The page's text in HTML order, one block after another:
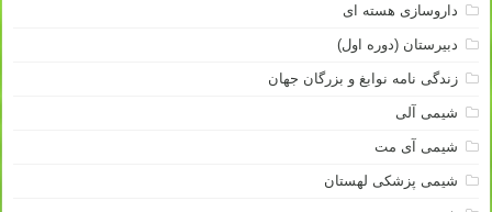
داروسازی هسته ای
دبیرستان (دوره اول)
زندگی نامه نوابغ و بزرگان جهان
شیمی آلی
شیمی آی مت
شیمی پزشکی لهستان